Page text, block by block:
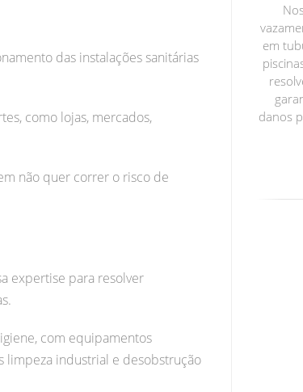
das instalações sanitárias
como lojas, mercados,
não quer correr o risco de
expertise para resolver
com equipamentos
limpeza industrial e desobstrução
em
danos